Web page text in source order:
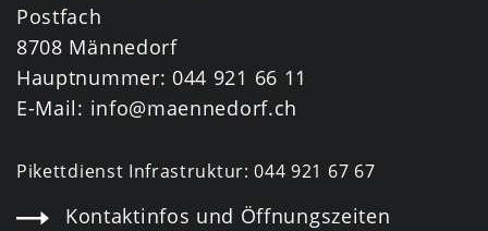
Postfach
8708 Männedorf
Hauptnummer: 044 921 66 11
E-Mail: info@maennedorf.ch
Pikettdienst Infrastruktur:044 921 67 67
Kontaktinfos und Öffnungszeiten